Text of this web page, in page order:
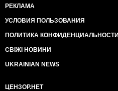
РЕКЛАМА
УСЛОВИЯ ПОЛЬЗОВАНИЯ
ПОЛИТИКА КОНФИДЕНЦИАЛЬНОСТИ
СВІЖІ НОВИНИ
UKRAINIAN NEWS
ЦЕНЗОР.НЕТ